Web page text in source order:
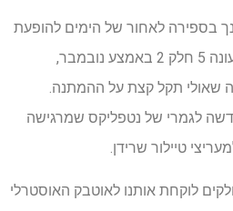
בספירה לאחור של הימים להופעת
הבכורה של "Yellowstone" עונה 5 חלק 2 באמצע נובמבר,
שאולי תקל קצת על ההמתנה.
לגמרי של נטפליקס שמרגישה
טיילור שרידן.
לוקחת אותנו לאוטבק האוסטרלי